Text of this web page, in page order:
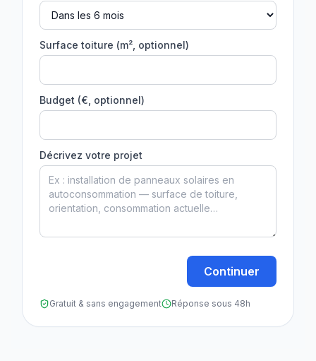
Surface toiture (m², optionnel)
Budget (€, optionnel)
Décrivez votre projet
Continuer
Gratuit & sans engagement Réponse sous 48h